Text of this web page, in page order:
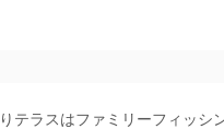
テラスはファミリーフィッシ